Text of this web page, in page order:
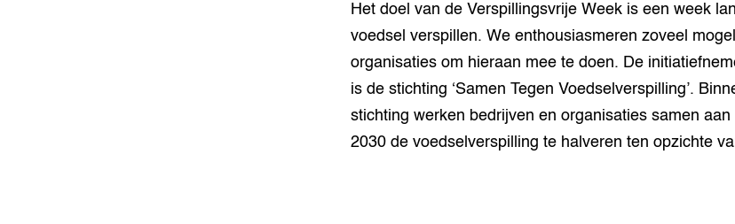
Het doel van de Verspillingsvrije Week is een week
voedsel verspillen. We enthousiasmeren zoveel
organisaties om hieraan mee te doen. De
is de stichting ‘Samen Tegen Voedselverspilling’.
stichting werken bedrijven en organisaties samen aan
2030 de voedselverspilling te halveren ten opzichte